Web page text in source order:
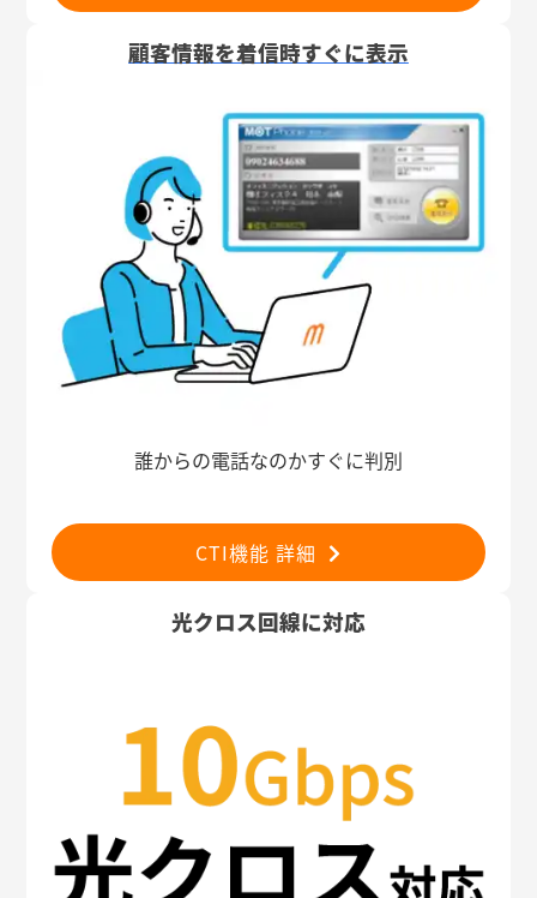
顧客情報を着信時すぐに表示
誰からの電話なのかすぐに判別
CTI機能 詳細
光クロス回線に対応